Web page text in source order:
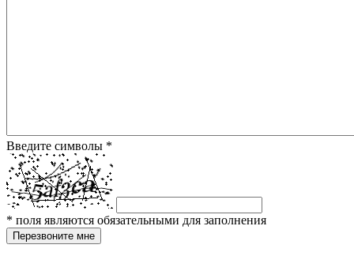
Введите символы *
* поля являются обязательными для заполнения
Перезвоните мне